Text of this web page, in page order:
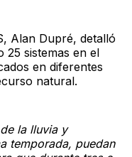
Alan Dupré, detalló
25 sistemas en el
en diferentes
natural.
la lluvia y
temporada, puedan